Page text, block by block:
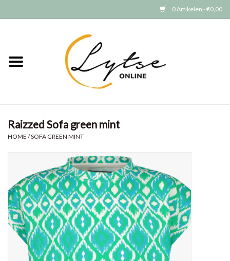
0 Artikelen - €0,00
Meisjes
GRATIS VERZENDEN (vanaf EUR
15)
Raizzed Sofa green mint
HOME /SOFA GREEN MINT